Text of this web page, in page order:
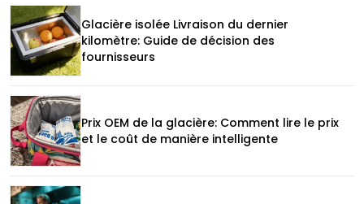
Glacière isolée Livraison du dernier
kilomètre: Guide de décision des
fournisseurs
Prix ​​​​OEM de la glacière: Comment lire le prix
et le coût de manière intelligente